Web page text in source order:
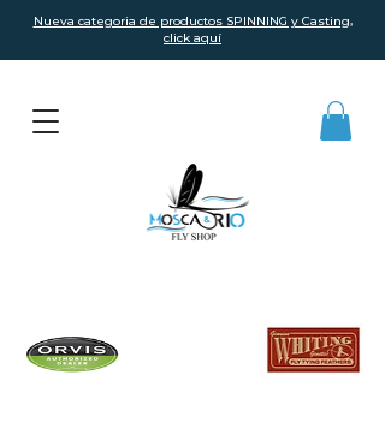
Nueva categoria de productos SPINNING y Casting,
click aquí